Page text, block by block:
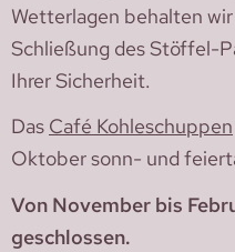
Wetterlagen behalten
Schließung des Stöffel-
Ihrer Sicherheit.
Das Café Kohleschuppen
Oktober sonn- und
Von November bis
geschlossen.